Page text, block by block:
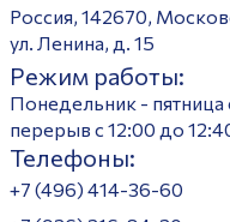
Россия, 142670,
ул. Ленина, д. 15
Режим работы:
Понедельник - пятница
перерыв с 12:00 до
Телефоны:
+7 (496) 414-36-60